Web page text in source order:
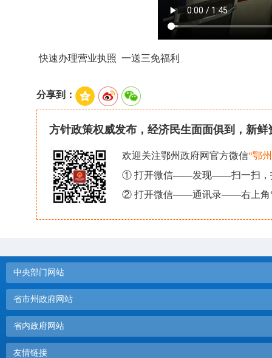
快速办理营业执照 一送三免福利
分享到：
方针政策权威发布，经济民生面面俱到，新鲜
欢迎关注鄂州政府网官方微信“鄂
① 打开微信——发现——扫一扫，
② 打开微信——通讯录——右上角“
中央部门网站
省市州政府网站
省内政府网站
友情链接